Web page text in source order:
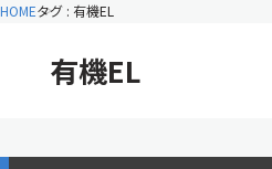
HOMEタグ : 有機EL
有機EL